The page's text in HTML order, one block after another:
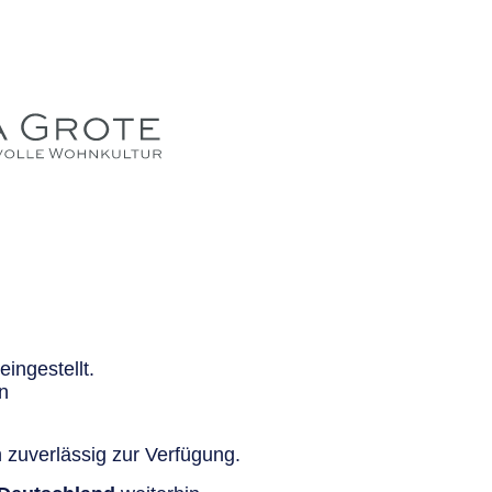
zur Verfügung.